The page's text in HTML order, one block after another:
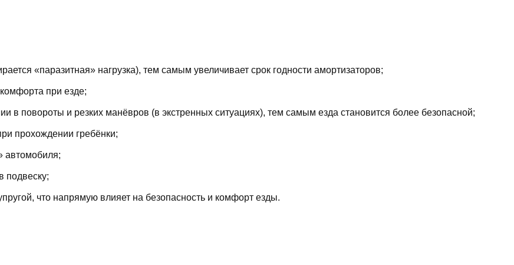
«паразитная» нагрузка), тем самым увеличивает срок годности амортизаторов;
при езде;
в повороты и резких манёвров (в экстренных ситуациях), тем самым езда становится более безопасной;
прохождении гребёнки;
автомобиля;
подвеску;
что напрямую влияет на безопасность и комфорт езды.